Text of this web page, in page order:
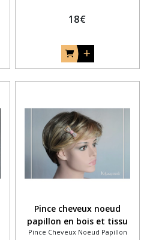
18€
Pince cheveux noeud
papillon en bois et tissu
liberty Eloise rose
Pince Cheveux Noeud Papillon